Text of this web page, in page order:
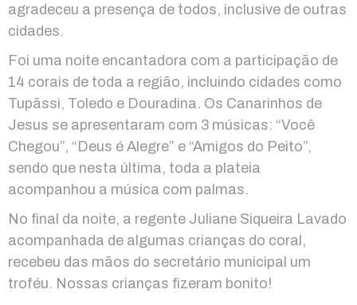
agradeceu a presença de todos, inclusive de outras
cidades.
Foi uma noite encantadora com a participação de
14 corais de toda a região, incluindo cidades como
Tupãssi, Toledo e Douradina. Os Canarinhos de
Jesus se apresentaram com 3 músicas: “Você
Chegou”, “Deus é Alegre” e “Amigos do Peito”,
sendo que nesta última, toda a plateia
acompanhou a música com palmas.
No final da noite, a regente Juliane Siqueira Lavado
acompanhada de algumas crianças do coral,
recebeu das mãos do secretário municipal um
troféu. Nossas crianças fizeram bonito!